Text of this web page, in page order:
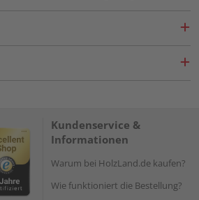
Kundenservice &
Informationen
Warum bei HolzLand.de kaufen?
Wie funktioniert die Bestellung?